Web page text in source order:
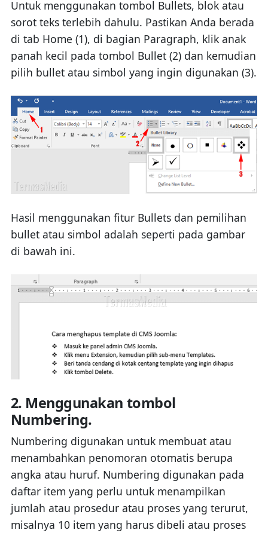
Untuk menggunakan tombol Bullets, blok atau
sorot teks terlebih dahulu. Pastikan Anda berada
di tab Home (1), di bagian Paragraph, klik anak
panah kecil pada tombol Bullet (2) dan kemudian
pilih bullet atau simbol yang ingin digunakan (3).
Hasil menggunakan fitur Bullets dan pemilihan
bullet atau simbol adalah seperti pada gambar
di bawah ini.
2. Menggunakan tombol
Numbering.
Numbering digunakan untuk membuat atau
menambahkan penomoran otomatis berupa
angka atau huruf. Numbering digunakan pada
daftar item yang perlu untuk menampilkan
jumlah atau prosedur atau proses yang terurut,
misalnya 10 item yang harus dibeli atau proses